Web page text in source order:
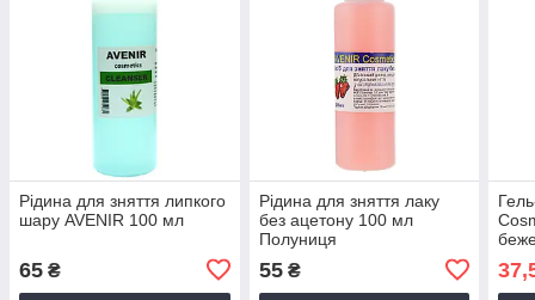
Рідина для зняття липкого
шару AVENIR 100 мл
65 ₴
Рідина для зняття лаку
без ацетону 100 мл
Полуниця
55₴